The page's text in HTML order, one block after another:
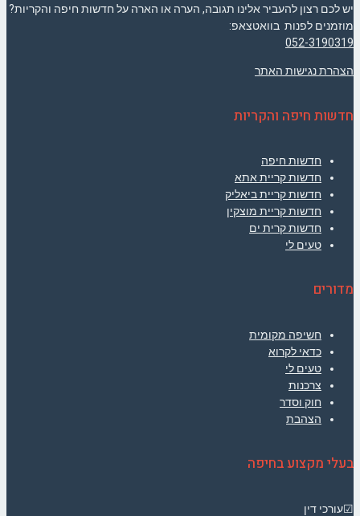
יש לכם רצון להעביר אלינו תגובה, הערה או הארה על חדשות חיפה והקריות?
מוזמנים לפנות בוואטצאפ:
052-3190319
הצהרת נגישות האתר
חדשות חיפה והקריות
חדשות חיפה
חדשות קריית אתא
חדשות קריית ביאליק
חדשות קריית מוצקין
חדשות קרית ים
טעים לי
מדורים
חשיפה מקומית
כדאי לקרוא
טעים לי
צרכנות
חוק וסדר
הצהבת
בעלי מקצוע בחיפה
☑עורכי דין